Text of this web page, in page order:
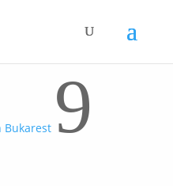
Bukarest 9